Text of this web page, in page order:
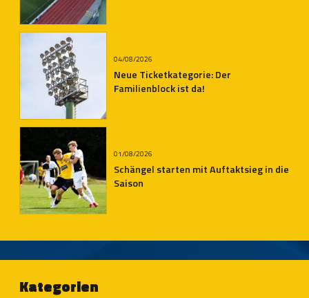
04/08/2026
Neue Ticketkategorie: Der
Familienblock ist da!
01/08/2026
Schängel starten mit Auftaktsieg in die
Saison
Kategorien